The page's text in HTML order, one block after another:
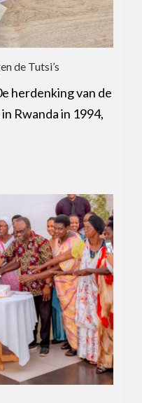
de Tutsi’s
herdenking van de
Rwanda in 1994,